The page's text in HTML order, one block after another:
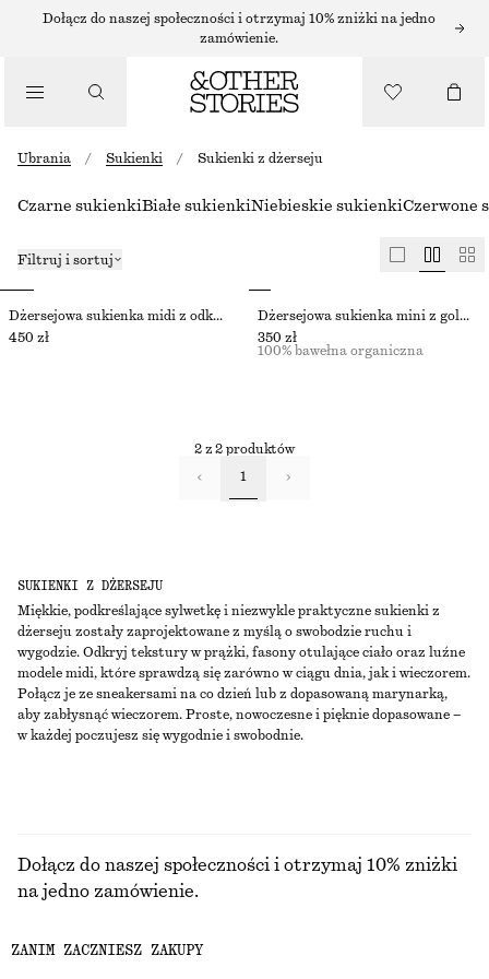
Dołącz do naszej społeczności i otrzymaj 10% zniżki na jedno
zamówienie.
Ubrania / Sukienki / Sukienki z dżerseju
SUKIENKI Z DŻERSEJU
Miękkie, podkreślające sylwetkę i niezwykle praktyczne sukienki z
dżerseju zostały zaprojektowane z myślą o swobodzie ruchu i
wygodzie. Odkryj tekstury w prążki, fasony otulające ciało oraz luźne
modele midi, które sprawdzą się zarówno w ciągu dnia, jak i wieczorem.
Połącz je ze sneakersami na co dzień lub z dopasowaną marynarką,
aby zabłysnąć wieczorem. Proste, nowoczesne i pięknie dopasowane –
w każdej poczujesz się wygodnie i swobodnie.
Czarne sukienkiBiałe sukienkiNiebieskie sukienkiCzerwone
Filtruj i sortuj
Dżersejowa sukienka midi z odkrytymi plecami
450 zł
Dżersejowa sukienka mini z golfem
350 zł
100% bawełna organiczna
2 z 2 produktów
1
Dołącz do naszej społeczności i otrzymaj 10% zniżki
na jedno zamówienie.
CREATE ACCOUNT
ZANIM ZACZNIESZ ZAKUPY